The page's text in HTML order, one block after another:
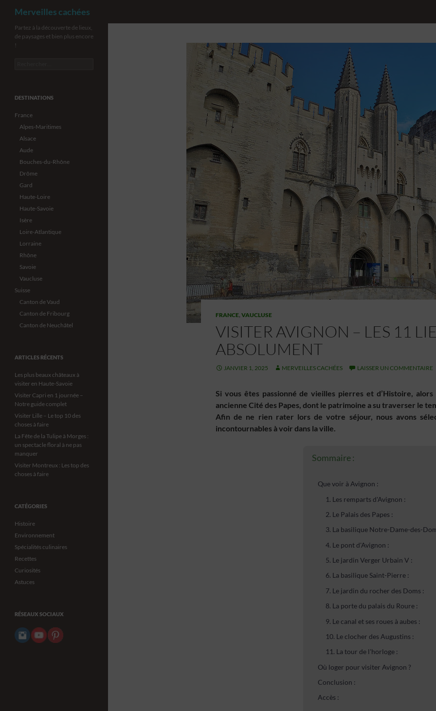
Aller
Merveilles cachées
FRANCE, VAUCLUSE
VISITER AVIGNON – LES 11
ABSOLUMENT
JANVIER 1, 2025 MERVEILLES CACHÉES LAISSER UN COMMENTAIRE
Si vous êtes passionné de vieilles pierres et d’Histoire, alors
ancienne Cité des Papes, dont le patrimoine a su traverser le
Afin de ne rien rater lors de votre séjour, nous avons
incontournables à voir dans la ville.
Sommaire :
Que voir à Avignon :
1. Les remparts d'Avignon :
2. Le Palais des Papes :
3. La basilique Notre-Dame-des-
4. Le pont d'Avignon :
5. Le jardin Verger Urbain V :
6. La basilique Saint-Pierre :
7. Le jardin du rocher des Doms :
8. La porte du palais du Roure :
9. Le canal et ses roues à aubes :
10. Le clocher des Augustins :
11. La tour de l'horloge :
Où loger pour visiter Avignon ?
Conclusion :
Accès :
Partez à la découverte de lieux,
de paysages et bien plus encore
!
DESTINATIONS
France
Alpes-Maritimes
Alsace
Aude
Bouches-du-Rhône
Drôme
Gard
Haute-Loire
Haute-Savoie
Isère
Loire-Atlantique
Lorraine
Rhône
Savoie
Vaucluse
Suisse
Canton de Vaud
Canton de Fribourg
Canton de Neuchâtel
ARTICLES RÉCENTS
Les plus beaux châteaux à
visiter en Haute-Savoie
Visiter Capri en 1 journée –
Notre guide complet
Visiter Lille – Le top 10 des
choses à faire
La Fête de la Tulipe à Morges :
un spectacle floral à ne pas
manquer
Visiter Montreux : Les top des
choses à faire
CATÉGORIES
Histoire
Environnement
Spécialités culinaires
Recettes
Curiosités
Astuces
RÉSEAUX SOCIAUX